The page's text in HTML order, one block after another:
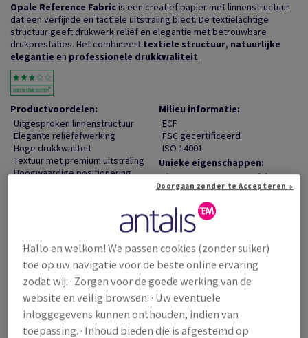
Opale Reference Fabricis een creatief papier met linnenstructuur
dat een verfijnde en tactiele uitstraling biedt. De textielachtige
structuur geeft drukwerk reliëf en elegantie met betrouwbare
drukprestaties. Het combineert textiele structuur, natuurlijke
elegantie en professionele drukkwaliteit.
Productvoordelen:
Uitgesproken linnenstructuur
Elegante reliëfafwerking
Hoge drukkwaliteit
Textuur met premium uitstraling
Hoogwaardige positionering
Geschikt voor digitale druk
Goede ril- en vouwprestaties
Hoge dimensionale stabiliteit
Garanties:
FSC-gecertificeerd
ISO 14001 conform
ISO 9001 conform
ECF-geproduceerd
REACH-conform
Milieu informatie:
ECF
FSC gecertificeerd
ISO 14001
Unieke eigenschappen:
Linnenstructuur oppervlak
Hoogwaardige verse vezels
Textiele reliëfstructuur
Elegante matte afwerking
Toepassingen:
Institutionele communicatie
Visuele identiteit
Jaarverslagen
Premium publicaties
High-end marketingmateriaal
Hallo en welkom! We passen cookies (zonder suiker)
toe op uw navigatie voor de beste online ervaring
zodat wij: · Zorgen voor de goede werking van de
website en veilig browsen. · Uw eventuele
inloggegevens kunnen onthouden, indien van
toepassing. · Inhoud bieden die is afgestemd op
Doorgaan zonder te Accepteren →